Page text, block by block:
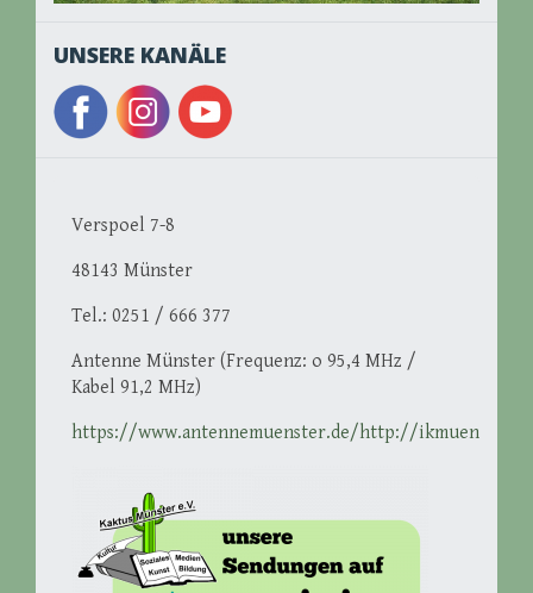
UNSERE KANÄLE
Verspoel 7-8
48143 Münster
Tel.: 0251 / 666 377
Antenne Münster (Frequenz: o 95,4 MHz /
Kabel 91,2 MHz)
https://www.antennemuenster.de/http://